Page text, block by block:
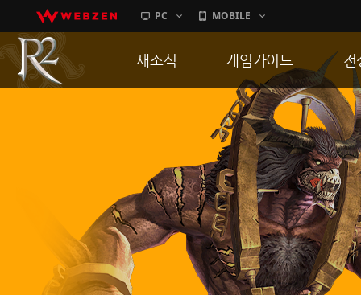
PC MOBILE
새소식
이벤트
히스토리
PC방으로간다
게임가이드
게임 특징
서버가이드
신병훈련소
세부가이드
통합보급센터
전
통
공